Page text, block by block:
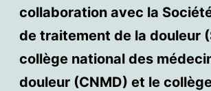
collaboration avec la
de traitement de la douleur
collège national des
douleur (CNMD) et le